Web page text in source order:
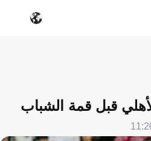
قبل قمة الشباب